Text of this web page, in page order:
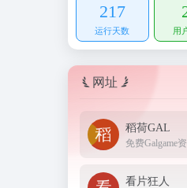
217
运行天数 用
网址
稻荷GAL
免费Galgame
看片狂人